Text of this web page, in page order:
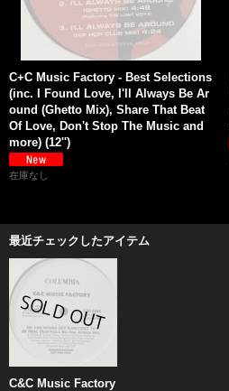
C+C Music Factory - Best Selections
(inc. I Found Love, I'll Always Be Ar
ound (Ghetto Mix), Share That Beat
Of Love, Don't Stop The Music and
more) (12'')
在庫なし
最近チェックしたアイテム
C&C Music Factory